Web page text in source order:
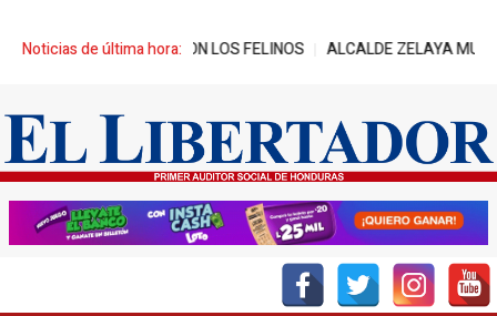
Noticias de última hora:
LOS FELINOS ALCALDE ZELAYA MUESTRA AVANCES DE